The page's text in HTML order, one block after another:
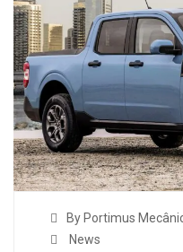
By Portimus
News